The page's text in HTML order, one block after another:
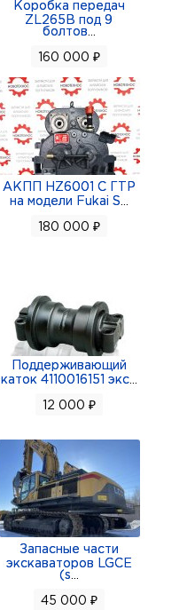
Коробка передач
ZL265B под 9
болтов
160 000 ₽
АКПП HZ6001 С ГТР
на модели Fukai S
180 000 ₽
Поддерживающий
каток 4110016151 экс...
12 000 ₽
Запасные части
экскаваторов LGCE
(s
45 000 ₽